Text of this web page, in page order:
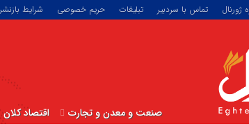
ژورنال تماس با سردبیر تبلیغات حریم خصوصی شرایط بازنشر
صنعت و معدن و تجارت اقتصاد کلان